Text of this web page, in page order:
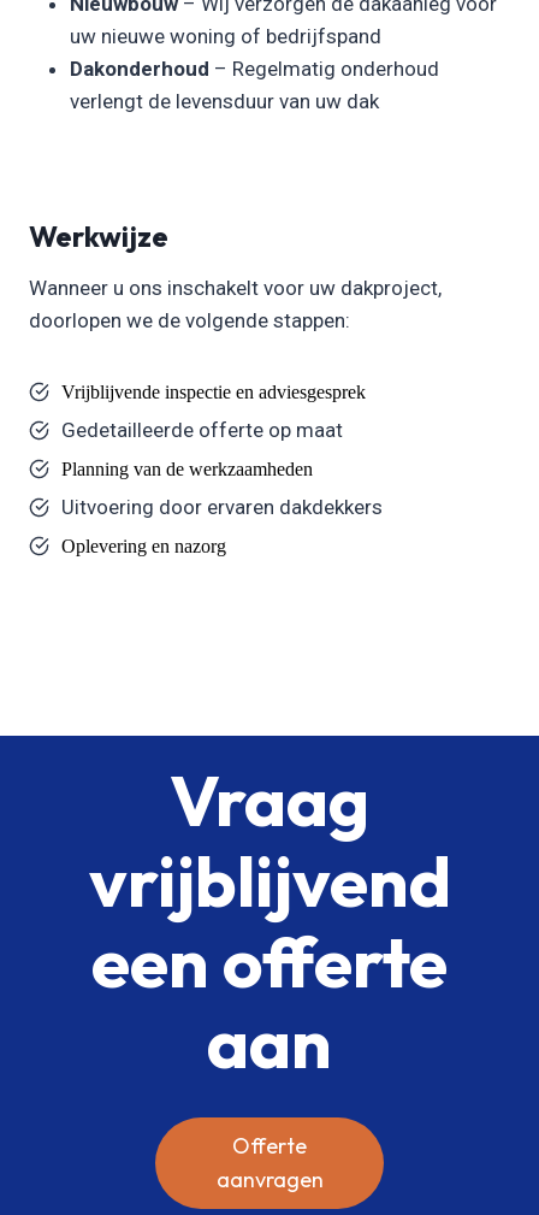
uw nieuwe woning of bedrijfspand
Dakonderhoud – Regelmatig onderhoud
verlengt de levensduur van uw dak
Werkwijze
Wanneer u ons inschakelt voor uw dakproject,
doorlopen we de volgende stappen:
Vrijblijvende inspectie en adviesgesprek
Gedetailleerde offerte op maat
Planning van de werkzaamheden
Uitvoering door ervaren dakdekkers
Oplevering en nazorg
Vraag
vrijblijvend
een offerte
aan
Offerte
aanvragen